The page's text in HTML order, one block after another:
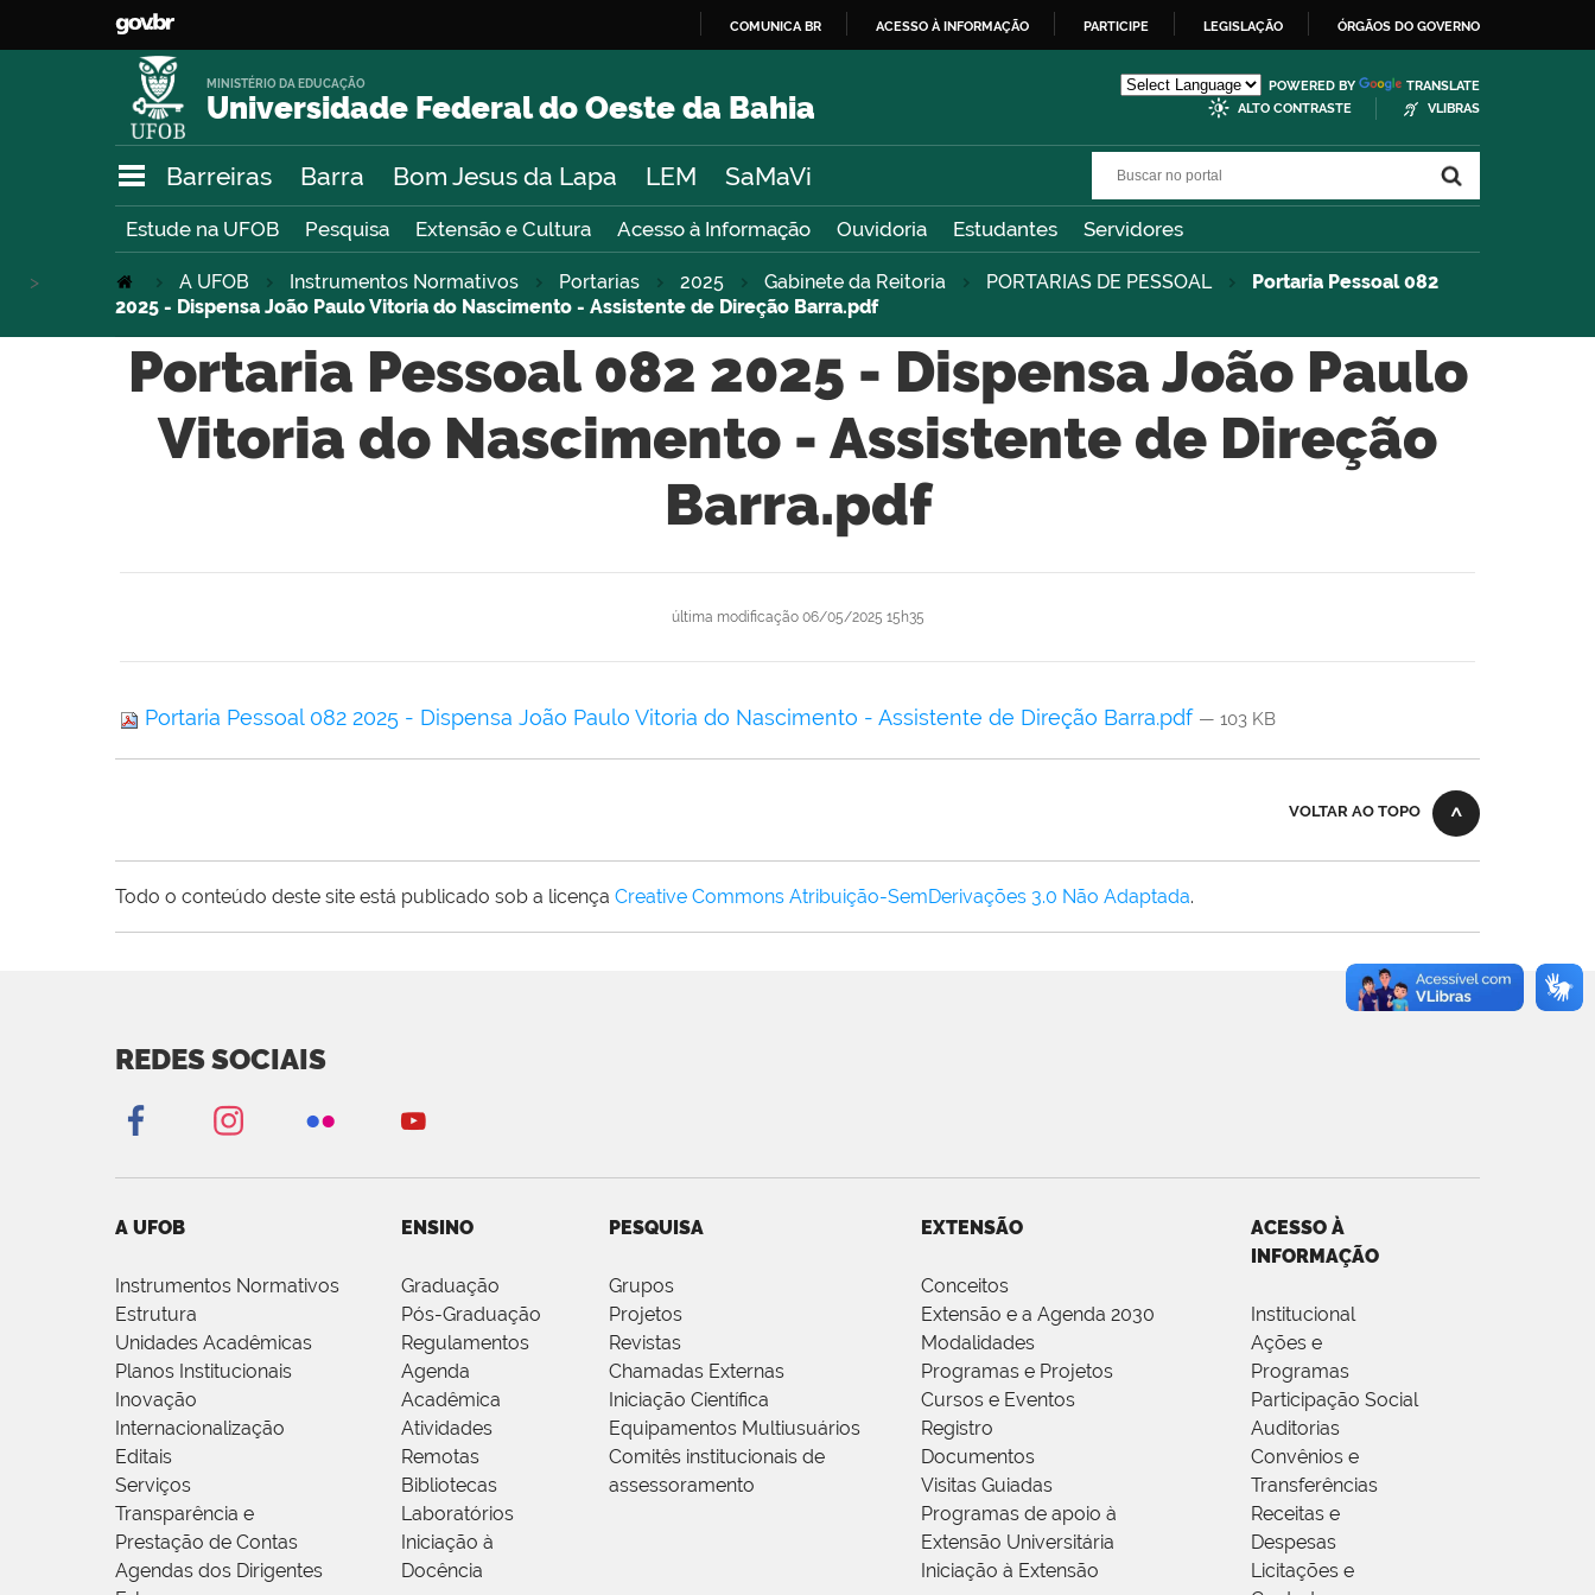
O
COMUNICA BR ACESSO À INFORMAÇÃO PARTICIPE LEGISLAÇÃO ÓRGÃOS DO GOVERNO
Universidade Federal do Oeste da Bahia
MINISTÉRIO DA EDUCAÇÃO POWERED BY
TRANSLATE
ALTO CONTRASTE
VLIBRAS
Barreiras Barra Bom Jesus da Lapa LEM SaMaVi
Estude na UFOB Pesquisa Extensão e Cultura Acesso à Informação Ouvidoria Estudantes Servidores
A UFOB Instrumentos Normativos Portarias 2025 Gabinete da Reitoria PORTARIAS DE PESSOAL
>
Portaria Pessoal 082
2025 - Dispensa João Paulo Vitoria do Nascimento - Assistente de Direção Barra.pdf
Portaria Pessoal 082 2025 - Dispensa João Paulo
Vitoria do Nascimento - Assistente de Direção
Barra.pdf
última modificação06/05/2025 15h35
Portaria Pessoal 082 2025 - Dispensa João Paulo Vitoria do Nascimento - Assistente de Direção Barra.pdf — 103 KB
VOLTAR AO TOPO
Todo o conteúdo deste site está publicado sob a licença Creative Commons Atribuição-SemDerivações 3.0 Não Adaptada.
REDES SOCIAIS
A UFOB
Instrumentos Normativos
Estrutura
Unidades Acadêmicas
Planos Institucionais
Inovação
Internacionalização
Editais
Serviços
Transparência e
Prestação de Contas
Agendas dos Dirigentes
ENSINO
Graduação
Pós-Graduação
Regulamentos
Agenda
Acadêmica
Atividades
Remotas
Bibliotecas
Laboratórios
Iniciação à
Docência
PESQUISA
Grupos
Projetos
Revistas
Chamadas Externas
Iniciação Científica
Equipamentos Multiusuários
Comitês institucionais de
assessoramento
EXTENSÃO
Conceitos
Extensão e a Agenda 2030
Modalidades
Programas e Projetos
Cursos e Eventos
Registro
Documentos
Visitas Guiadas
Programas de apoio à
Extensão Universitária
Iniciação à Extensão
ACESSO À
INFORMAÇÃO
Institucional
Ações e
Programas
Participação Social
Auditorias
Convênios e
Transferências
Receitas e
Despesas
Licitações e